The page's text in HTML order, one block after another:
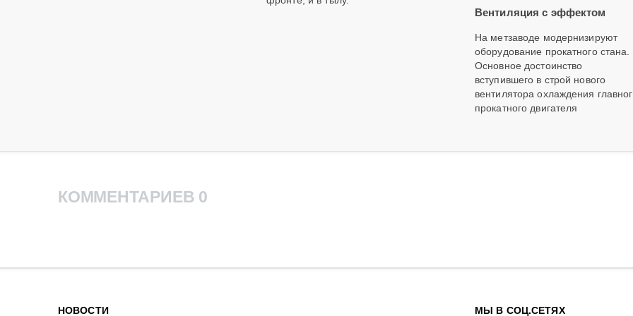
Вентиляция с эффектом
На метзаводе модернизируют
оборудование прокатного стана.
Основное достоинство
вступившего в строй нового
вентилятора охлаждения
прокатного двигателя
КОММЕНТАРИЕВ 0
НОВОСТИ МЫ В СОЦ.СЕТЯХ